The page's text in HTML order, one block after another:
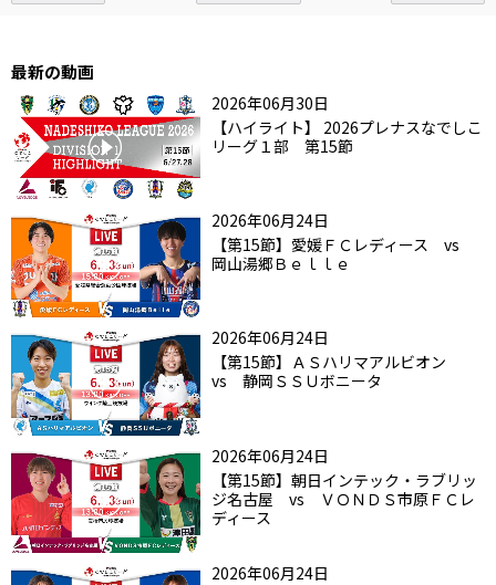
最新の動画
2026年06月30日
【ハイライト】 2026プレナスなでしこ
リーグ１部 第15節
2026年06月24日
【第15節】愛媛ＦＣレディース vs
岡山湯郷Ｂｅｌｌｅ
2026年06月24日
【第15節】ＡＳハリマアルビオン
vs 静岡ＳＳＵボニータ
2026年06月24日
【第15節】朝日インテック・ラブリッ
ジ名古屋 vs ＶＯＮＤＳ市原ＦＣレ
ディース
2026年06月24日